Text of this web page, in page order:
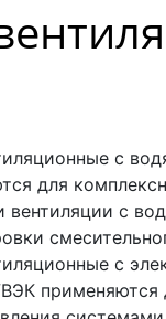
с
для
вентиляции с
с
применяются